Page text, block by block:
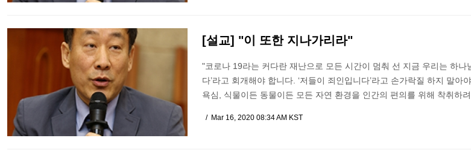
[설교] "이 또한 지나가리라"
"코로나 19라는 커다란 재난으로 모든 시간이 멈춰 선 지금 우리는 하나
다’라고 회개해야 합니다. ‘저들이 죄인입니다’라고 손가락질 하지 말아
욕심, 식물이든 동물이든 모든 자연 환경을 인간의 편의를 위해 착취하
Mar 16, 2020 08:34 AM KST